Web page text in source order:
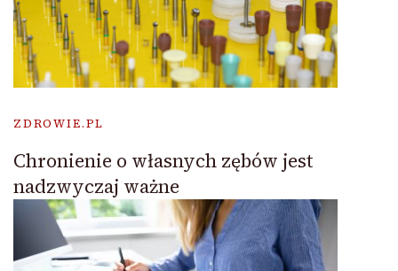
ZDROWIE.PL
Chronienie o własnych zębów jest
nadzwyczaj ważne